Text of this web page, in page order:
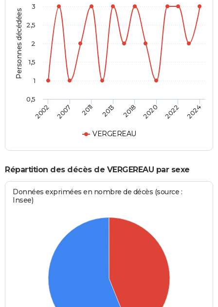
Personnes décédées
VERGEREAU
2002 2007 2011 2013 2018 2020 2022 2024
0,5
1
1,5
2
2,5
3
Répartition des décès de VERGEREAU par sexe
Données exprimées en nombre de décès (source :
Insee)